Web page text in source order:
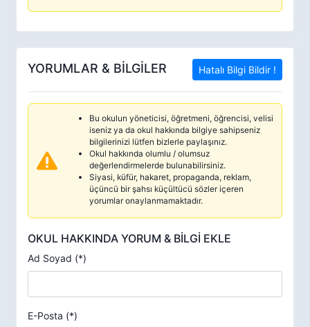
YORUMLAR & BİLGİLER Hatalı Bilgi Bildir !
Bu okulun yöneticisi, öğretmeni, öğrencisi, velisi
iseniz ya da okul hakkında bilgiye sahipseniz
bilgilerinizi lütfen bizlerle paylaşınız.
Okul hakkında olumlu / olumsuz
değerlendirmelerde bulunabilirsiniz.
Siyasi, küfür, hakaret, propaganda, reklam,
üçüncü bir şahsı küçültücü sözler içeren
yorumlar onaylanmamaktadır.
OKUL HAKKINDA YORUM & BİLGİ EKLE
Ad Soyad (*)
E-Posta (*)